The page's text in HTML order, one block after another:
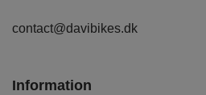
contact@davibikes.dk
Information